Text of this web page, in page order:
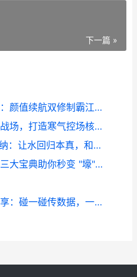
下一篇 »
放置江湖问情宫全阶策略：颜值续航双修制霸江湖 放置江湖问情宫是古墓派吗
银龙术士：冰霜吐息主宰战场，打造寒气控场核心 冰龙术士需要多少冰抗
海尔热水器·净水X西双版纳：让水回归本真，和“千年水城”「浇」个兄弟 海尔热水器净化抑菌怎么用
部落冲突资源暴增策略：三大宝典助你秒变 "壕" 门 部落冲突资源会溢出吗
鸿蒙版企查查上线隔空同享：碰一碰传数据，一抓一放送信息 企查查相关软件